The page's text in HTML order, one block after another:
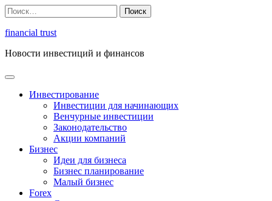
Перейти
к
содержимому
Найти:
financial trust
Новости инвестиций и финансов
Инвестирование
Инвестиции для начинающих
Венчурные инвестиции
Законодательство
Акции компаний
Бизнес
Идеи для бизнеса
Бизнес планирование
Малый бизнес
Forex